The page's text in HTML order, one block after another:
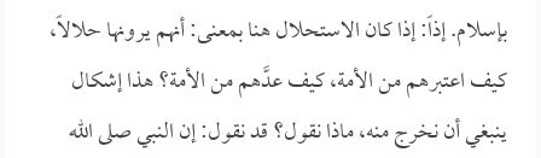
بإسلام. إذاً: إذا كان الاستحلال هنا بمعنى: أنهم يرونها حلالاً،
كيف اعتبرهم من الأمة، كيف عدَّهم من الأمة؟ هذا إشكال
ينبغي أن نخرج منه، ماذا نقول؟ قد نقول: إن النبي صلى الله